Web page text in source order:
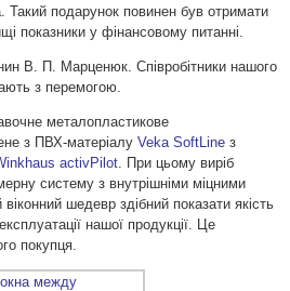
Такий подарунок повинен був отримати
показники у фінансовому питанні.
В. П. Марценюк. Співробітники нашого
з перемогою.
металопластикове
з ПВХ-матеріалу Veka SoftLine з
activPilot. При цьому виріб
систему з внутрішніми міцними
шедевр здібний показати якість
нашої продукції. Це
покупця.